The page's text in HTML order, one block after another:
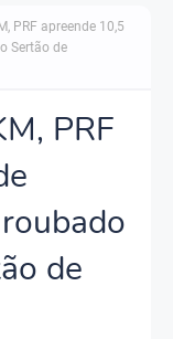
PRF apreende 10,5
Sertão de
PRF
de